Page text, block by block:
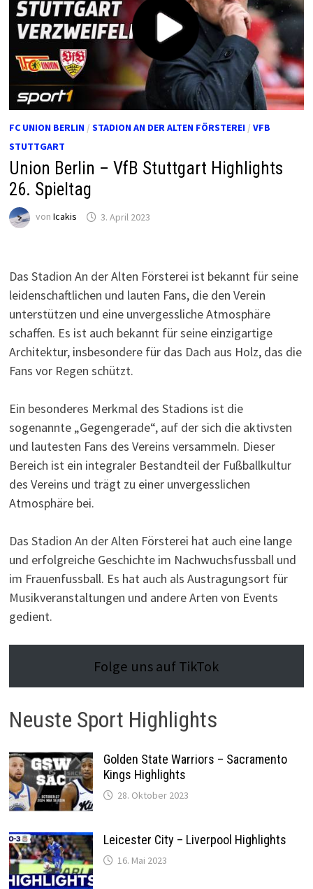
FC UNION BERLIN/ STADION AN DER ALTEN FÖRSTEREI/ VFB
STUTTGART
Union Berlin – VfB Stuttgart Highlights
26. Spieltag
von Icakis 3. April 2023
Das Stadion An der Alten Försterei ist bekannt für seine
leidenschaftlichen und lauten Fans, die den Verein
unterstützen und eine unvergessliche Atmosphäre
schaffen. Es ist auch bekannt für seine einzigartige
Architektur, insbesondere für das Dach aus Holz, das die
Fans vor Regen schützt.
Ein besonderes Merkmal des Stadions ist die
sogenannte „Gegengerade“, auf der sich die aktivsten
und lautesten Fans des Vereins versammeln. Dieser
Bereich ist ein integraler Bestandteil der Fußballkultur
des Vereins und trägt zu einer unvergesslichen
Atmosphäre bei.
Das Stadion An der Alten Försterei hat auch eine lange
und erfolgreiche Geschichte im Nachwuchsfussball und
im Frauenfussball. Es hat auch als Austragungsort für
Musikveranstaltungen und andere Arten von Events
gedient.
Folge uns auf TikTok
Neuste Sport Highlights
Golden State Warriors – Sacramento
Kings Highlights
28. Oktober 2023
Leicester City – Liverpool Highlights
16. Mai 2023